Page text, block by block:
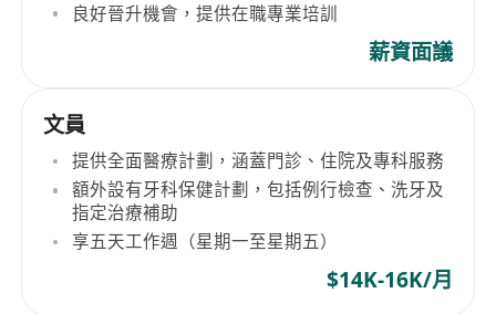
良好晉升機會，提供在職專業培訓
薪資面議
文員
提供全面醫療計劃，涵蓋門診、住院及專科服務
額外設有牙科保健計劃，包括例行檢查、洗牙及
指定治療補助
享五天工作週（星期一至星期五）
$14K-16K/月